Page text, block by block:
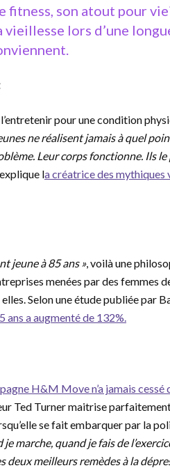
fitness, son atout pour
vieillesse lors d’une
pour une condition
ne réalisent jamais à quel
Leur corps fonctionne. Ils
la créatrice des mythiques
jeune à 85 ans », voilà une
menées par des femmes
Selon une étude publiée par
ans a augmenté de 132%.
H&M Move n’a jamais cessé
Ted Turner maitrise
se fait embarquer par la
marche, quand je fais de
deux meilleurs remèdes à la